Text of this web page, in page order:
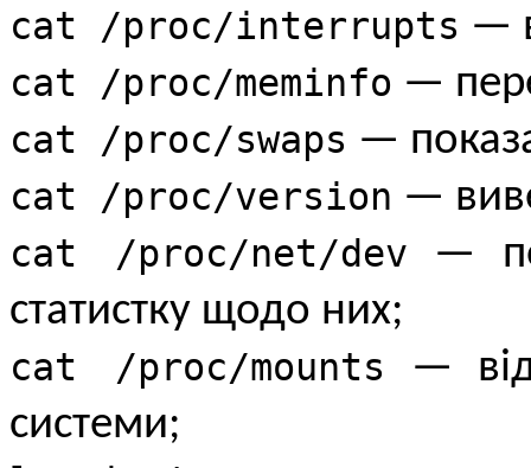
cat /proc/interrupts —
cat /proc/meminfo —
cat /proc/swaps —
cat /proc/version —
cat /proc/net/dev —
статистку щодо них;
cat /proc/mounts
—
системи;